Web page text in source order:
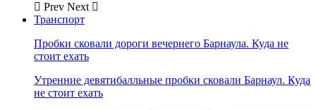
Prev Next
Транспорт
Пробки сковали дороги вечернего Барнаула. Куда не
стоит ехать
Утренние девятибалльные пробки сковали Барнаул. Куда
не стоит ехать